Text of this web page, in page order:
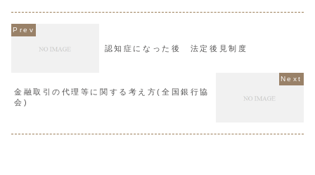
認知症になった後 法定後見制度
金融取引の代理等に関する考え方(全国銀行協
会)